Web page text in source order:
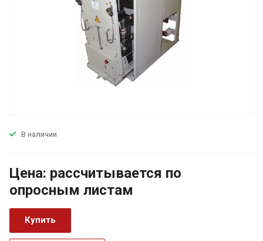
В наличии
Цена: рассчитывается по
опросным листам
Купить